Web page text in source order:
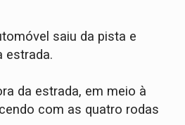
saiu da pista e
estrada.
da estrada, em meio à
com as quatro rodas